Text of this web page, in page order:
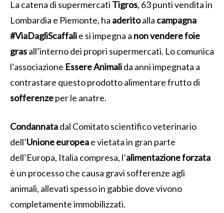
La catena di supermercati Tigros, 63 punti vendita in
Lombardia e Piemonte, ha aderitoalla campagna
#ViaDagliScaffalie si impegna a non vendere foie
grasall’interno dei propri supermercati. Lo comunica
l’associazione Essere Animalida anni impegnata a
contrastare questo prodotto alimentare frutto di
sofferenzeper le anatre.
Condannatadal Comitato scientifico veterinario
dell’Unione europeae vietata in gran parte
dell’Europa, Italia compresa, l’alimentazione forzata
è un processo che causa gravi sofferenze agli
animali, allevati spesso in gabbie dove vivono
completamente immobilizzati.